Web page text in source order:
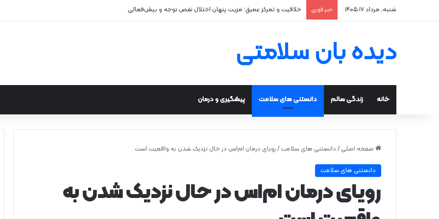
شنبه, مرداد ۱۷ ۱۴۰۵ خبر فوری ۲ علت شایع‌ کم‌شنوایی
دیده بان سلامتی
خانه زندگی سالم دانستنی های سلامت پیشگیری و درمان
صفحه اصلی / دانستنی های سلامت / رویای درمان ام‌اس در حال نزدیک شدن به واقعیت است
دانستنی های سلامت
رویای درمان ام‌اس در حال نزدیک شدن به